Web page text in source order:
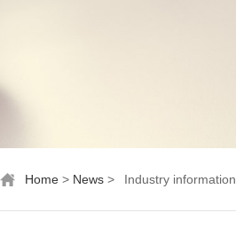
Home > News > Industry information